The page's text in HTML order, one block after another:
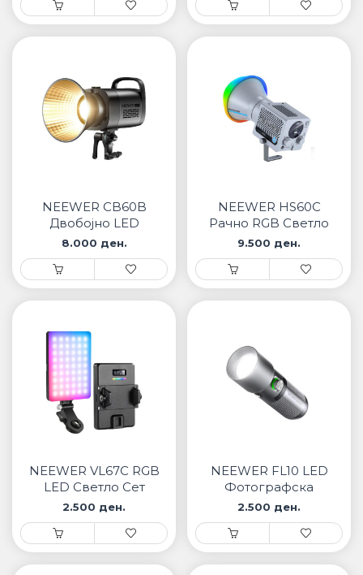
NEEWER CB60B
Двобојно LED
светло 70W со
апликациска
8.000 ден.
NEEWER HS60C
Рачно RGB Светло
9.500 ден.
NEEWER VL67C RGB
LED Светло Сет
2.500 ден.
NEEWER FL10 LED
Фотографскa
Светилка
2.500 ден.